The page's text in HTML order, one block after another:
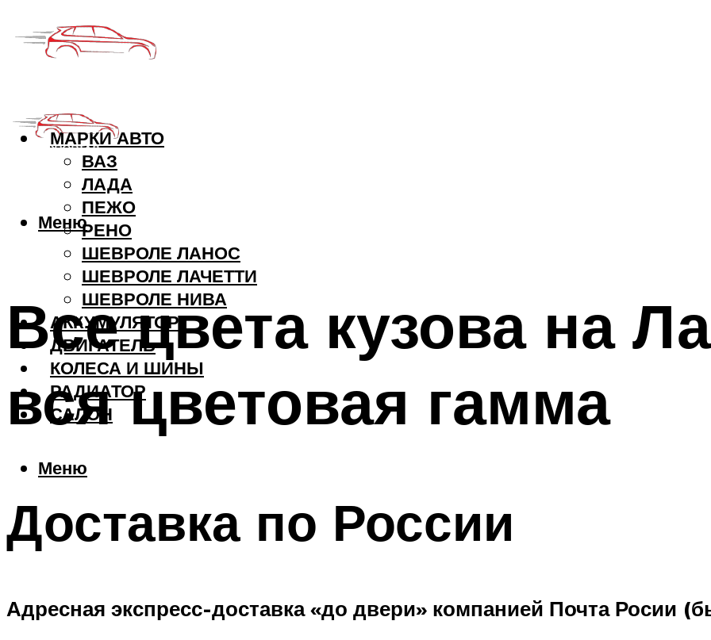
МАРКИ АВТО
ВАЗ
ЛАДА
ПЕЖО
РЕНО
ШЕВРОЛЕ ЛАНОС
ШЕВРОЛЕ ЛАЧЕТТИ
ШЕВРОЛЕ НИВА
АККУМУЛЯТОР
ДВИГАТЕЛЬ
КОЛЕСА И ШИНЫ
РАДИАТОР
САЛОН
Меню
Меню
Все цвета кузова на
вся цветовая гамма
Доставка по России
Адресная экспресс-доставка «до двери» компанией Почта Росии